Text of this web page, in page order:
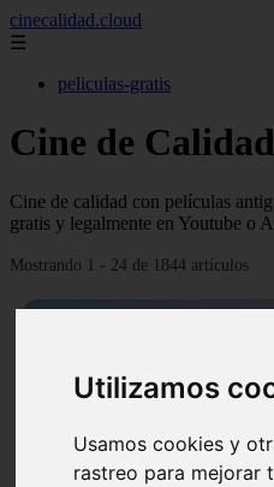
Utilizamos
Usamos cookies y
rastreo para mejorar
cinecalidad.cloud
☰
peliculas-gratis
Cine de
Cine de calidad con películas
gratis y legalmente en Youtube o
Mostrando 1 - 24 de 1844 artículos